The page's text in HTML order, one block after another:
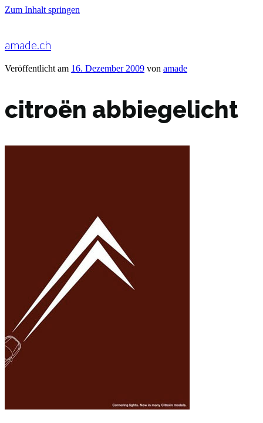
Zum Inhalt springen
amade.ch
Veröffentlicht am 16. Dezember 2009 von amade
citroën abbiegelicht